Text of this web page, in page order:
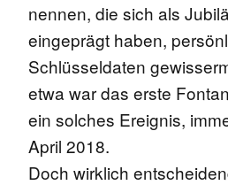
nennen, die sich als
eingeprägt haben,
Schlüsseldaten
etwa war das erste
ein solches Ereignis,
April 2018.
Doch wirklich